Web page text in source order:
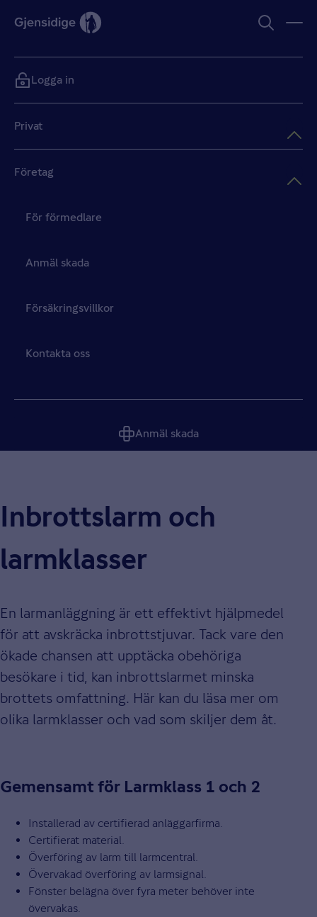
Privat
Företag
För förmedlare
Anmäl skada
Försäkringsvillkor
Kontakta oss
Anmäl skada
Logga in
Inbrottslarm och
larmklasser
En larmanläggning är ett effektivt hjälpmedel
för att avskräcka inbrottstjuvar. Tack vare den
ökade chansen att upptäcka obehöriga
besökare i tid, kan inbrottslarmet minska
brottets omfattning. Här kan du läsa mer om
olika larmklasser och vad som skiljer dem åt.
Gemensamt för Larmklass 1 och 2
Installerad av certifierad anläggarfirma.
Certifierat material.
Överföring av larm till larmcentral.
Övervakad överföring av larmsignal.
Fönster belägna över fyra meter behöver inte
övervakas.